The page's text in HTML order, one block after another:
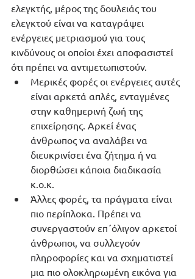
ελεγκτής, μέρος της δουλειάς του
ελεγκτού είναι να καταγράψει
ενέργειες μετριασμού για τους
κινδύνους οι οποίοι έχει αποφασιστεί
ότι πρέπει να αντιμετωπιστούν.
Μερικές φορές οι ενέργειες αυτές
είναι αρκετά απλές, ενταγμένες
στην καθημερινή ζωή της
επιχείρησης. Αρκεί ένας
άνθρωπος να αναλάβει να
διευκρινίσει ένα ζήτημα ή να
διορθώσει κάποια διαδικασία
κ.ο.κ.
Άλλες φορές, τα πράγματα είναι
πιο περίπλοκα. Πρέπει να
συνεργαστούν επ΄όλιγον αρκετοί
άνθρωποι, να συλλεγούν
πληροφορίες και να σχηματιστεί
μια πιο ολοκληρωμένη εικόνα για